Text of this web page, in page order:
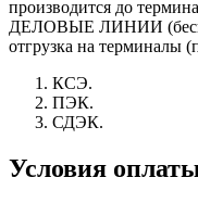
производится до
ДЕЛОВЫЕ ЛИНИИ
отгрузка на терминалы
КСЭ.
ПЭК.
СДЭК.
Условия